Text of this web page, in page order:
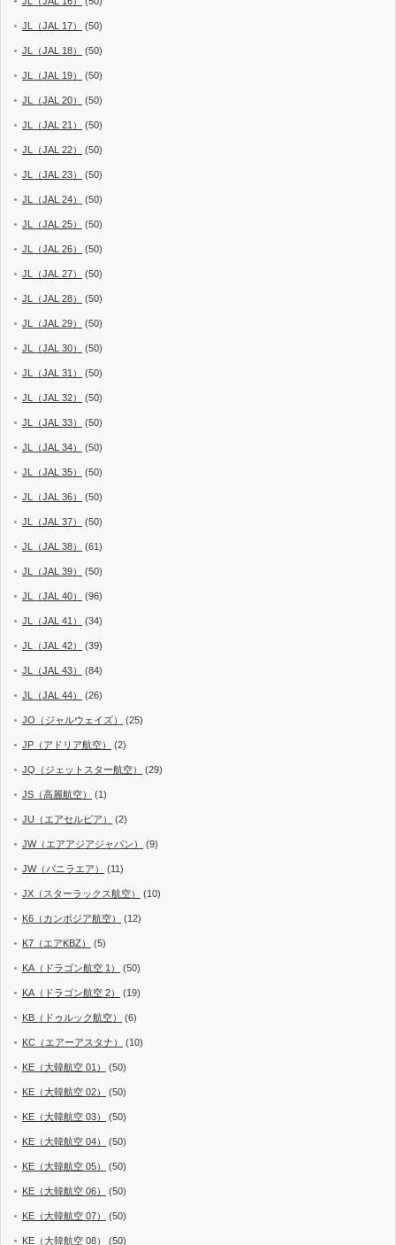
JL（JAL 17） (50)
JL（JAL 18） (50)
JL（JAL 19） (50)
JL（JAL 20） (50)
JL（JAL 21） (50)
JL（JAL 22） (50)
JL（JAL 23） (50)
JL（JAL 24） (50)
JL（JAL 25） (50)
JL（JAL 26） (50)
JL（JAL 27） (50)
JL（JAL 28） (50)
JL（JAL 29） (50)
JL（JAL 30） (50)
JL（JAL 31） (50)
JL（JAL 32） (50)
JL（JAL 33） (50)
JL（JAL 34） (50)
JL（JAL 35） (50)
JL（JAL 36） (50)
JL（JAL 37） (50)
JL（JAL 38） (61)
JL（JAL 39） (50)
JL（JAL 40） (96)
JL（JAL 41） (34)
JL（JAL 42） (39)
JL（JAL 43） (84)
JL（JAL 44） (26)
JO（ジャルウェイズ） (25)
JP（アドリア航空） (2)
JQ（ジェットスター航空） (29)
JS（高麗航空） (1)
JU（エアセルビア） (2)
JW（エアアジアジャパン） (9)
JW（バニラエア） (11)
JX（スターラックス航空） (10)
K6（カンボジア航空） (12)
K7（エアKBZ） (5)
KA（ドラゴン航空 1） (50)
KA（ドラゴン航空 2） (19)
KB（ドゥルック航空） (6)
KC（エアーアスタナ） (10)
KE（大韓航空 01） (50)
KE（大韓航空 02） (50)
KE（大韓航空 03） (50)
KE（大韓航空 04） (50)
KE（大韓航空 05） (50)
KE（大韓航空 06） (50)
KE（大韓航空 07） (50)
KE（大韓航空 08） (50)